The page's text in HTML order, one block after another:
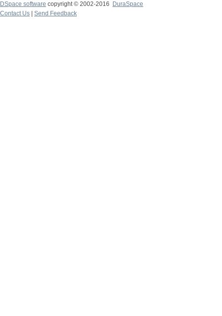
DSpace software copyright © 2002-2016
DuraSpace
Contact Us
Send Feedback